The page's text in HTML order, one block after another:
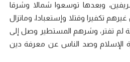
وبعدها توسعوا شمالا وشرقا
تكفيرا وقتلا وإستعبادا، وماتزال
لم تفتر، وشرهم المستطير وصل إلى
الإسلام وصد الناس عن معرفة دين